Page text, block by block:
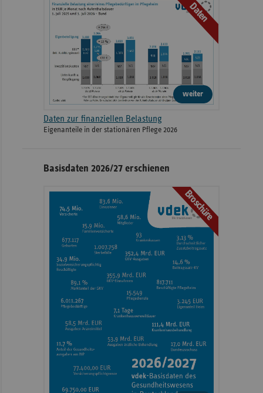
Daten
weiter
Daten zur finanziellen Belastung
Eigenanteile in der stationären Pflege 2026
Basisdaten 2026/27 erschienen
Broschüre